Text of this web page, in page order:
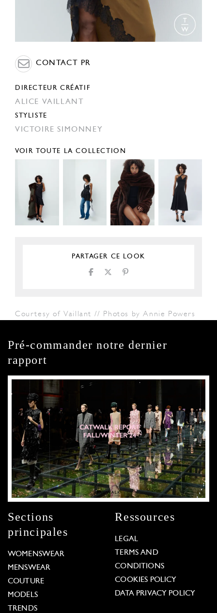
CONTACT PR
DIRECTEUR CRÉATIF
ALICE VAILLANT
STYLISTE
VICTOIRE SIMONNEY
VOIR TOUTE LA COLLECTION
PARTAGER CE LOOK
Courtesy of Vaillant // Photos by Annie Powers
Pré-commander notre dernier
rapport
Sections
principales
WOMENSWEAR
MENSWEAR
COUTURE
MODELS
TRENDS
Ressources
LEGAL
TERMS AND
CONDITIONS
COOKIES POLICY
DATA PRIVACY POLICY